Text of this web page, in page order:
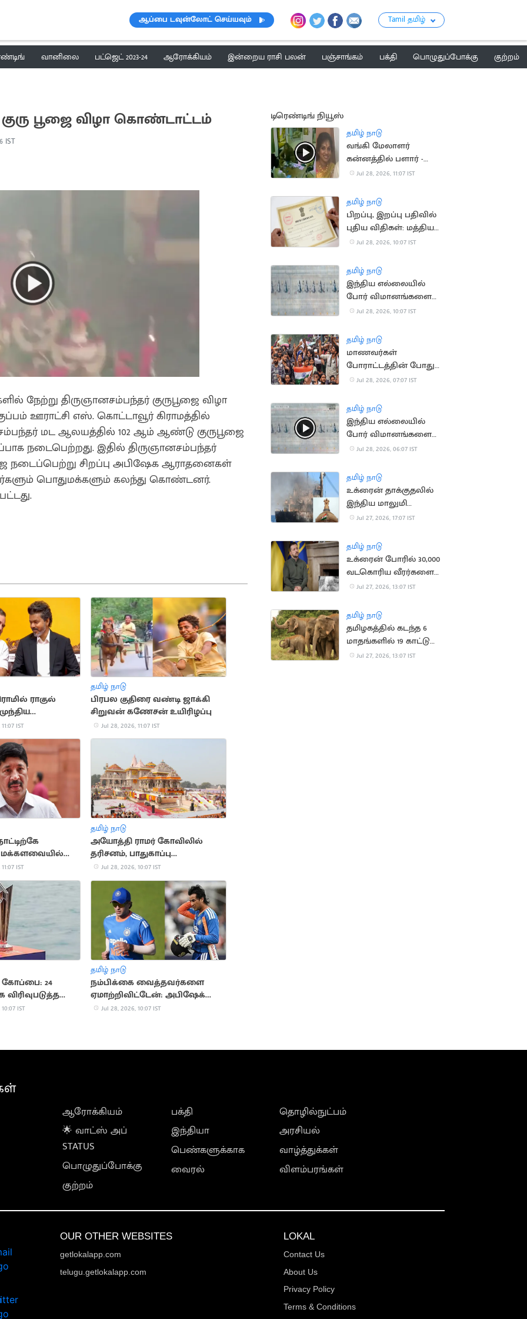
ஆப்பை டவுன்லோட் செய்யவும் Tamil தமிழ்
வானிலை பட்ஜெட் 2023-24 ஆரோக்கியம் இன்றைய ராசி பலன் பஞ்சாங்கம் பக்தி பொழுதுப்போக்கு
குற்றம்
குரு பூஜை விழா கொண்டாட்டம்
IST
நேற்று திருஞானசம்பந்தர் குருபூஜை விழா
ஊராட்சி எஸ். கொட்டாவூர் கிராமத்தில்
மட ஆலயத்தில் 102 ஆம் ஆண்டு குருபூஜை
நடைபெற்றது. இதில் திருஞானசம்பந்தர்
நடைப்பெற்று சிறப்பு அபிஷேக ஆராதனைகள்
பொதுமக்களும் கலந்து கொண்டனர்.
ராகுல்
விஜய்
IST
தமிழ் நாடு
பிரபல குதிரை வண்டி ஜாக்கி
சிறுவன் கணேசன் உயிரிழப்பு​
Jul 28, 2026, 11:07 IST
மக்களவையில்
எம்.பி. பேச்சு
IST
தமிழ் நாடு
அயோத்தி ராமர் கோவிலில்
தரிசனம், பாதுகாப்பு
ஏற்பாடுகளில் மாற்றம்
Jul 28, 2026, 10:07 IST
கோப்பை: 24
IST
தமிழ் நாடு
நம்பிக்கை வைத்தவர்களை
ஏமாற்றிவிட்டேன்: அபிஷேக்
சர்மா உருக்கம்
Jul 28, 2026, 10:07 IST
டிரெண்டிங் நியூஸ்
தமிழ் நாடு
வங்கி மேலாளர்
கன்னத்தில் பளார் -
அழகிரி மகளிடம்
Jul 28, 2026, 11:07 IST
தமிழ் நாடு
பிறப்பு, இறப்பு பதிவில்
புதிய விதிகள்: மத்திய
அரசு சட்டம் திருத்தம்
Jul 28, 2026, 10:07 IST
தமிழ் நாடு
இந்திய எல்லையில்
போர் விமானங்களை
குவிக்கும் சீனா
Jul 28, 2026, 10:07 IST
தமிழ் நாடு
மாணவர்கள்
போராட்டத்தின் போது
கைது
விடுவிக்க உச்ச
நீதிமன்றம் உத்தரவு
Jul 28, 2026, 07:07 IST
தமிழ் நாடு
இந்திய எல்லையில்
போர் விமானங்களை
நிறுத்திய சீனா
Jul 28, 2026, 06:07 IST
தமிழ் நாடு
உக்ரைன் தாக்குதலில்
இந்திய மாலுமி
உயிரிழப்பு: உக்ரைன்
Jul 27, 2026, 17:07 IST
தமிழ் நாடு
உக்ரைன் போரில் 30,000
வடகொரிய வீரர்களை
களமிறக்க ரஷ்யா திட்டம்
Jul 27, 2026, 13:07 IST
தமிழ் நாடு
தமிழகத்தில் கடந்த 6
மாதங்களில் 19 காட்டு
யானைகள் உயிரிழந்த
Jul 27, 2026, 13:07 IST
ஆரோக்கியம்
🌟 வாட்ஸ் அப்
STATUS
பொழுதுப்போக்கு
குற்றம்
பக்தி
இந்தியா
பெண்களுக்காக
வைரல்
தொழில்நுட்பம்
அரசியல்
வாழ்த்துக்கள்
விளம்பரங்கள்
OUR OTHER WEBSITES
getlokalapp.com
telugu.getlokalapp.com
LOKAL
Contact Us
About Us
Privacy Policy
Terms & Conditions